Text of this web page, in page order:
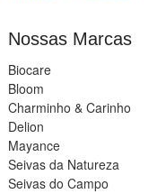
Nossas Marcas
Biocare
Bloom
Charminho & Carinho
Delion
Mayance
Seivas da Natureza
Seivas do Campo